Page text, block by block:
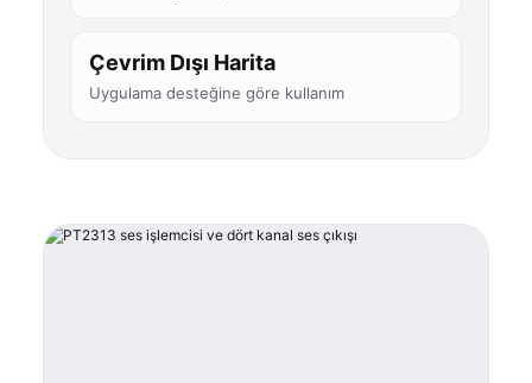
Çevrim Dışı Harita
Uygulama desteğine göre kullanım